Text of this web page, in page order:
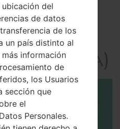
del
de datos
de los
un país distinto al
información
de
los Usuarios
sección que
el
Personales.